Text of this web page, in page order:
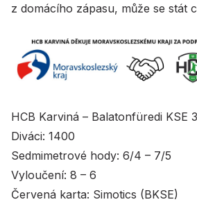
z domácího zápasu, může se stát
HCB Karviná – Balatonfüredi KSE
Diváci: 1400
Sedmimetrové hody: 6/4 – 7/5
Vyloučení: 8 – 6
Červená karta: Simotics (BKSE)